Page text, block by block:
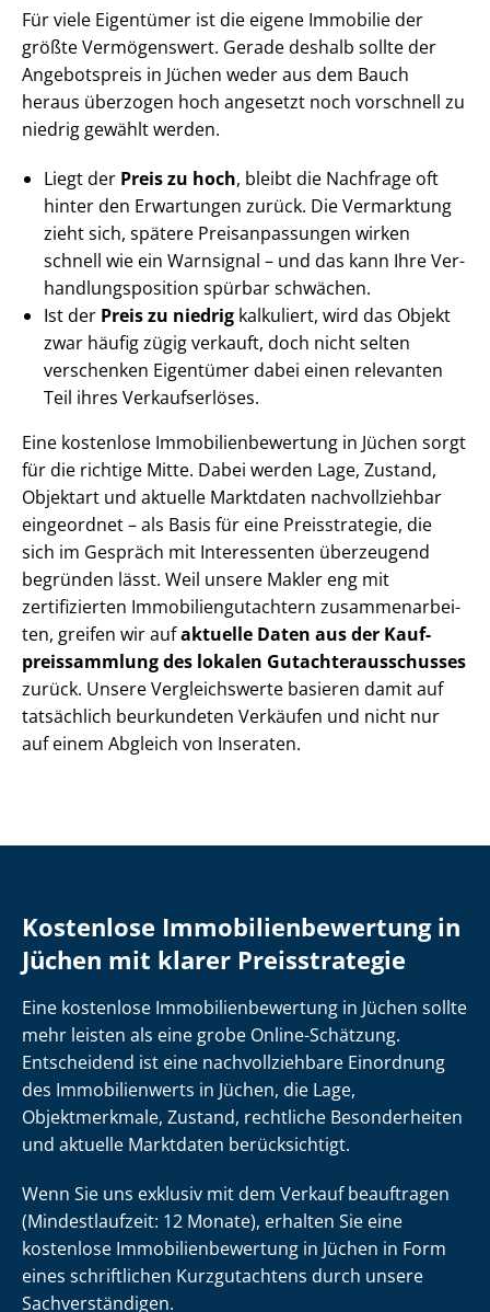
Für viele Eigentümer ist die eigene Immobilie der
größte Vermögenswert. Gerade deshalb sollte der
Angebotspreis in Jüchen weder aus dem Bauch
heraus überzogen hoch angesetzt noch vorschnell zu
niedrig gewählt werden.
Liegt der Preis zu hoch, bleibt die Nachfrage oft
hinter den Erwartungen zurück. Die Vermarktung
zieht sich, spätere Preis­an­pas­sun­gen wirken
schnell wie ein Warnsignal – und das kann Ihre Ver­
hand­lungs­po­si­ti­on spürbar schwächen.
Ist der Preis zu niedrig kalkuliert, wird das Objekt
zwar häufig zügig verkauft, doch nicht selten
verschenken Eigentümer dabei einen relevanten
Teil ihres Verkaufserlöses.
Eine kostenlose Im­mo­bi­li­en­be­wer­tung in Jüchen sorgt
für die richtige Mitte. Dabei werden Lage, Zustand,
Objektart und aktuelle Marktdaten nachvollziehbar
eingeordnet – als Basis für eine Preisstrategie, die
sich im Gespräch mit Interessenten überzeugend
begründen lässt. Weil unsere Makler eng mit
zertifizierten Im­mo­bi­li­en­gut­ach­tern zu­sam­men­ar­bei­
ten, greifen wir aufaktuelle Daten aus der Kauf­
preis­samm­lung des lokalen Gut­ach­ter­aus­schus­ses
zurück. Unsere Vergleichswerte basieren damit auf
tatsächlich beurkundeten Verkäufen und nicht nur
auf einem Abgleich von Inseraten.
Kostenlose Im­mo­bi­li­en­be­wer­tung in
Jüchen mit klarer Preisstrategie
Eine kostenlose Im­mo­bi­li­en­be­wer­tung in Jüchen sollte
mehr leisten als eine grobe Online-Schätzung.
Entscheidend ist eine nach­voll­zieh­ba­re Einordnung
des Immobilienwerts in Jüchen, die Lage,
Objektmerkmale, Zustand, rechtliche Besonderheiten
und aktuelle Marktdaten berücksichtigt.
Wenn Sie uns exklusiv mit dem Verkauf beauftragen
(Mindestlaufzeit: 12 Monate), erhalten Sie eine
kostenlose Im­mo­bi­li­en­be­wer­tung in Jüchen in Form
eines schriftlichen Kurzgutachtens durch unsere
Sach­ver­stän­di­gen.